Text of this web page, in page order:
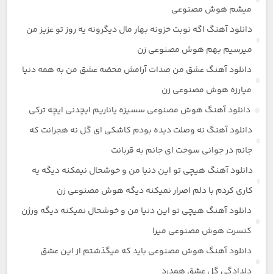
میشم هوش مصنوعی
دانلود آهنگ اگه نوبت خزونه بهار مال دیگرونه یه روز تو عزیز من
میرسیم بهم هوش مصنوعی زن
دانلود آهنگ عشق من صدات آرامش محضه عشق من به همه دنیا
میارزه هوش مصنوعی زن
دانلود آهنگ هوش مصنوعی سسیزه یاناریم ایچدنی ایچه ترکی
دانلود آهنگ نه وصلت دیده بودم کاشکی ای گل نه هجرانت که
جانم در جوانی سوخت ای جانم به قربانت
دانلود آهنگ هیچی تو این دنیا من و خوشحال نیمکنه دیگه یه
کاری کردم با دلم اصرار نمیکنه دیگه هوش مصنوعی زن
دانلود آهنگ هیچی تو این دنیا من و خوشحال نمیکنه دیگه ورژن
کنسرت هوش مصنوعی میرا
دانلود آهنگ هوش مصنوعی باید که میگذشتم از این عشق